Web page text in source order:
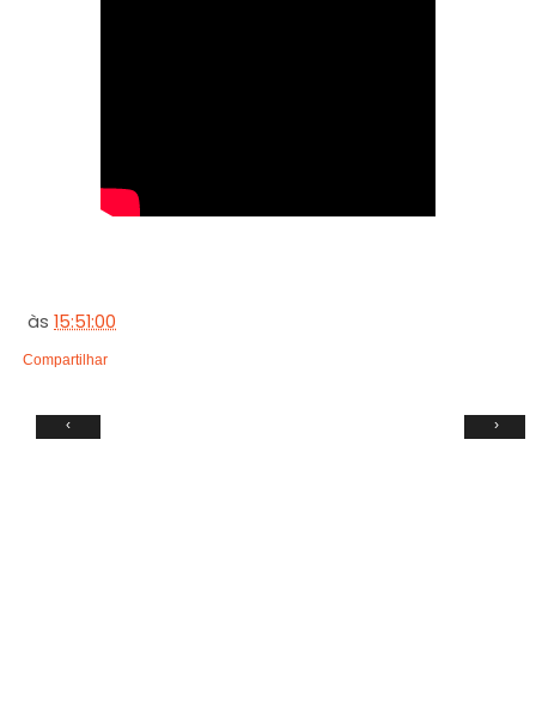
às15:51:00
Compartilhar
‹ ›